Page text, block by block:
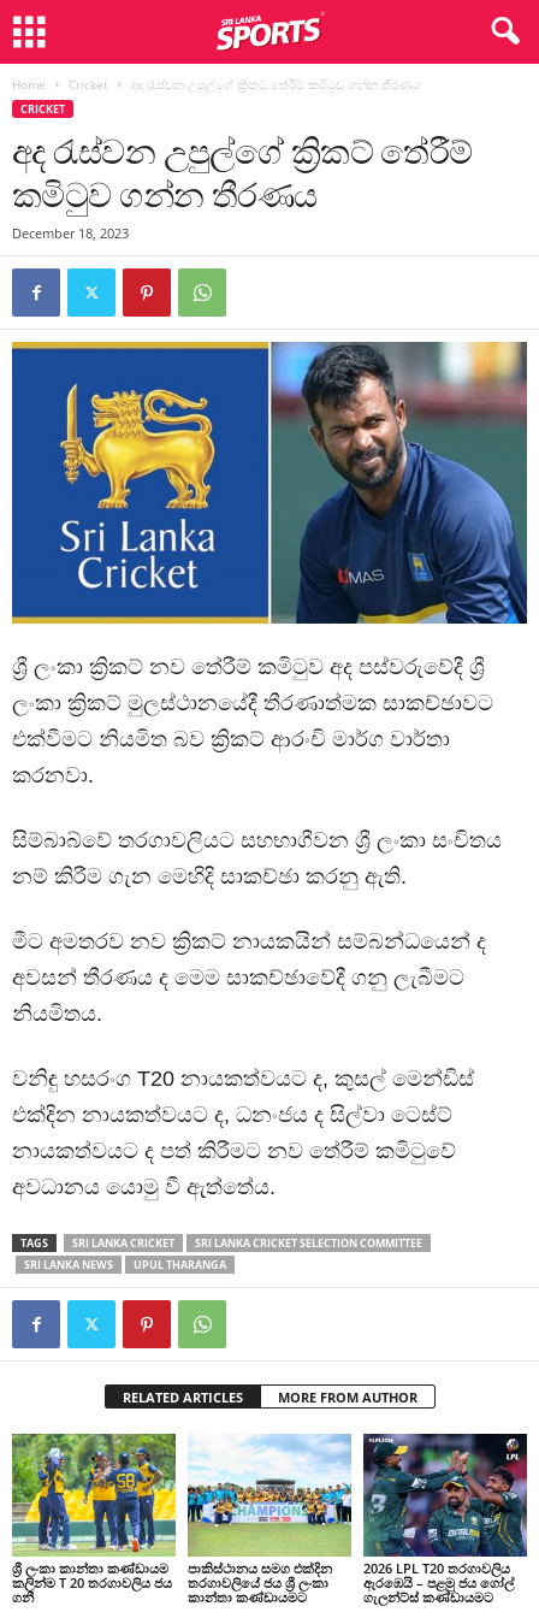
Home Cricket අද රැස්වන උපුල්ගේ ක්‍රිකට් තේරීම් කමිටුව ගන්න තීරණය
CRICKET
අද රැස්වන උපුල්ගේ ක්‍රිකට් තේරීම්
කමිටුව ගන්න තීරණය
December 18, 2023
ශ්‍රී ලංකා ක්‍රිකට් නව තේරීම් කමිටුව අද පස්වරුවේදී ශ්‍රී
ලංකා ක්‍රිකට් මුලස්ථානයේදී තීරණාත්මක සාකච්ඡාවට
එක්වීමට නියමිත බව ක්‍රිකට් ආරංචි මාර්ග වාර්තා
කරනවා.
සිම්බාබ්වේ තරගාවලියට සහභාගීවන ශ්‍රී ලංකා සංචිතය
නම් කිරීම ගැන මෙහිදි සාකච්ඡා කරනු ඇති.
මීට අමතරව නව ක්‍රිකට් නායකයින් සම්බන්ධයෙන් ද
අවසන් තීරණය ද මෙම සාකච්ඡාවේදී ගනු ලැබීමට
නියමිතය.
වනිඳු හසරංග T20 නායකත්වයට ද, කුසල් මෙන්ඩිස්
එක්දින නායකත්වයට ද, ධනංජය ද සිල්වා ටෙස්ට්
නායකත්වයට ද පත් කිරීමට නව තේරීම් කමිටුවේ
අවධානය යොමු වී ඇත්තේය.
TAGS SRI LANKA CRICKET
SRI LANKA CRICKET SELECTION COMMITTEE
SRI LANKA NEWS
UPUL THARANGA
RELATED ARTICLES MORE FROM AUTHOR
ශ්‍රී ලංකා කාන්තා කණ්ඩායම
කලින්ම T 20 තරගාවලිය ජය
ගනී
පාකිස්ථානය සමග එක්දින
තරගාවලියේ ජය ශ්‍රී ලංකා
කාන්තා කණ්ඩායමට
2026 LPL T20 තරගාවලිය
ඇරඹෙයි – පළමු ජය ගෝල්
ගැලන්ට්ස් කණ්ඩායමට